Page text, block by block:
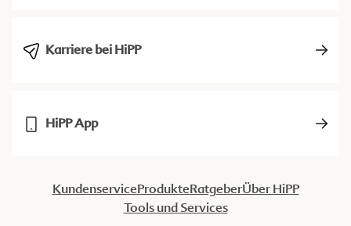
Karriere bei HiPP
HiPP App
KundenserviceProdukteRatgeberÜber HiPP
Tools und Services